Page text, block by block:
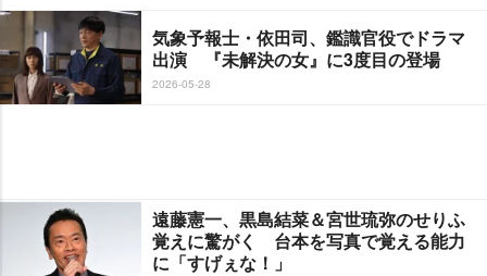
気象予報士・依田司、鑑識官役でドラマ
出演 『未解決の女』に3度目の登場
2026-05-28
遠藤憲一、黒島結菜＆宮世琉弥のせりふ
覚えに驚がく 台本を写真で覚える能力
に「すげぇな！」